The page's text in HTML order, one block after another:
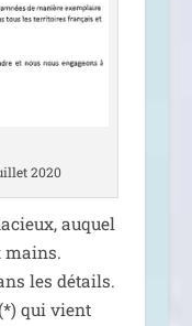
2020
auquel
mains.
les détails.
qui vient